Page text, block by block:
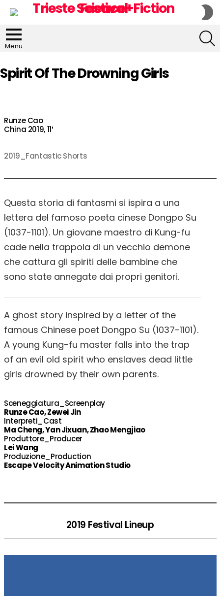
Menu
Spirit Of The Drowning Girls
Runze Cao
China 2019, 11′
2019_Fantastic Shorts
Questa storia di fantasmi si ispira a una
lettera del famoso poeta cinese Dongpo Su
(1037-1101). Un giovane maestro di Kung-fu
cade nella trappola di un vecchio demone
che cattura gli spiriti delle bambine che
sono state annegate dai propri genitori.
A ghost story inspired by a letter of the
famous Chinese poet Dongpo Su (1037-1101).
A young Kung-fu master falls into the trap
of an evil old spirit who enslaves dead little
girls drowned by their own parents.
Sceneggiatura_Screenplay
Runze Cao, Zewei Jin
Interpreti_Cast
Ma Cheng, Yan Jixuan, Zhao Mengjiao
Produttore_Producer
Lei Wang
Produzione_Production
Escape Velocity Animation Studio
2019 Festival Lineup